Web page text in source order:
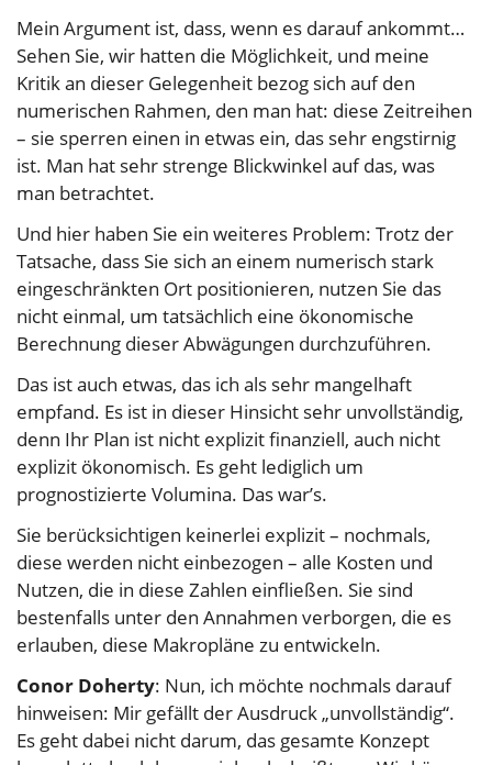
Mein Argument ist, dass, wenn es darauf ankommt…
Sehen Sie, wir hatten die Möglichkeit, und meine
Kritik an dieser Gelegenheit bezog sich auf den
numerischen Rahmen, den man hat: diese Zeitreihen
– sie sperren einen in etwas ein, das sehr engstirnig
ist. Man hat sehr strenge Blickwinkel auf das, was
man betrachtet.
Und hier haben Sie ein weiteres Problem: Trotz der
Tatsache, dass Sie sich an einem numerisch stark
eingeschränkten Ort positionieren, nutzen Sie das
nicht einmal, um tatsächlich eine ökonomische
Berechnung dieser Abwägungen durchzuführen.
Das ist auch etwas, das ich als sehr mangelhaft
empfand. Es ist in dieser Hinsicht sehr unvollständig,
denn Ihr Plan ist nicht explizit finanziell, auch nicht
explizit ökonomisch. Es geht lediglich um
prognostizierte Volumina. Das war’s.
Sie berücksichtigen keinerlei explizit – nochmals,
diese werden nicht einbezogen – alle Kosten und
Nutzen, die in diese Zahlen einfließen. Sie sind
bestenfalls unter den Annahmen verborgen, die es
erlauben, diese Makropläne zu entwickeln.
Conor Doherty: Nun, ich möchte nochmals darauf
hinweisen: Mir gefällt der Ausdruck „unvollständig“.
Es geht dabei nicht darum, das gesamte Konzept